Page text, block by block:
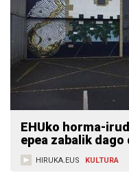
EHUko horma-
epea zabalik
HIRUKA.EUS KULTURA